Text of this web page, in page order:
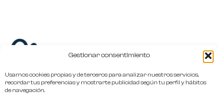
Gestionar consentimiento
Usamos cookies propias y de terceros para analizar nuestros servicios,
recordar tus preferencias y mostrarte publicidad según tu perfil y hábitos
de navegación.